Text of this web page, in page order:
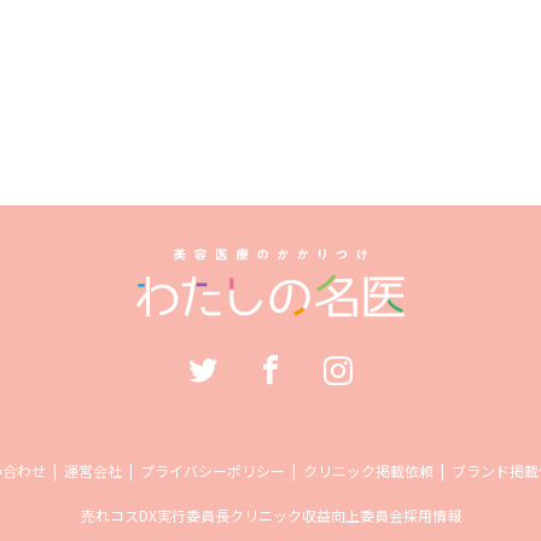
わせ 運営会社 プライバシーポリシー クリニック掲載依頼 ブランド掲
売れコスDX実行委員長クリニック収益向上委員会採用情報